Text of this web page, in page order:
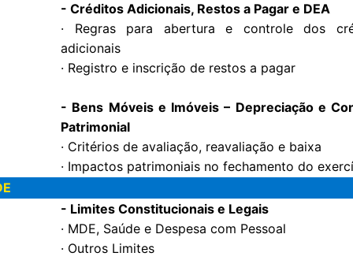
- Créditos Adicionais, Restos a Pagar e DEA
· Regras para abertura e controle dos
adicionais
· Registro e inscrição de restos a pagar
- Bens Móveis e Imóveis – Depreciação e
Patrimonial
· Critérios de avaliação, reavaliação e baixa
· Impactos patrimoniais no fechamento do
- Limites Constitucionais e Legais
· MDE, Saúde e Despesa com Pessoal
· Outros Limites